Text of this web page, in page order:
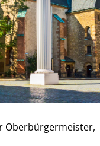
Oberbürgermeister,